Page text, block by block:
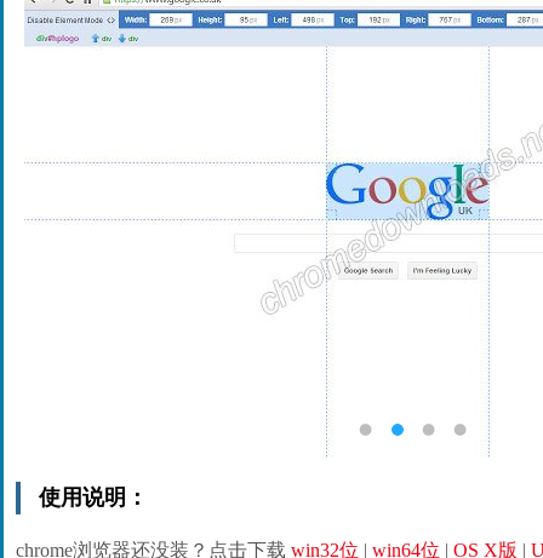
使用说明：
chrome浏览器还没装？点击下载 win32位 | win64位 | OS X版 |